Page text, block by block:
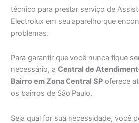
técnico para prestar serviço de
Electrolux em seu aparelho que
problemas.
Para garantir que você nunca fique
necessário, aCentral de
Bairro em Zona Central SP oferece
os bairros de São Paulo.
Seja qual for sua necessidade, você